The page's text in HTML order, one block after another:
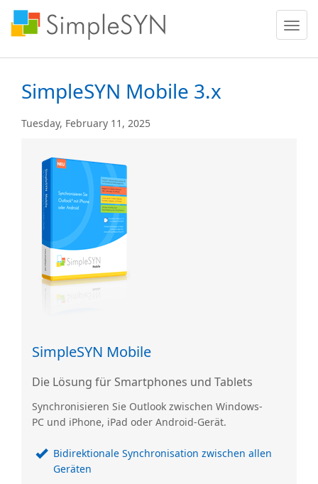
Menü
ein
oder
SimpleSYN Mobile 3.x
Tuesday, February 11, 2025
SimpleSYN Mobile
Die Lösung für Smartphones und Tablets
Synchronisieren Sie Outlook zwischen Windows-
PC und iPhone, iPad oder Android-Gerät.
Bidirektionale Synchronisation zwischen allen
Geräten